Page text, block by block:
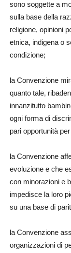
sono soggette a
sulla base della
religione, opinioni
etnica, indigena o
condizione;
la Convenzione
quanto tale,
innanzitutto
ogni forma di
pari opportunità
la Convenzione
evoluzione e che
con minorazioni e
impedisce la loro
su una base di
la Convenzione
organizzazioni di